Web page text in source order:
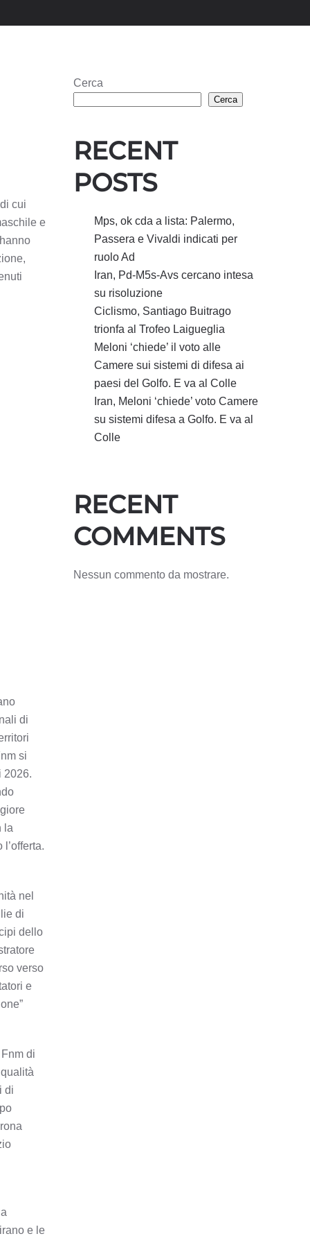
cui
e
di
si
2026.
la
nel
di
dello
verso
e
di
di
e le
Cerca
Cerca
RECENT
POSTS
Mps, ok cda a lista: Palermo,
Passera e Vivaldi indicati per
ruolo Ad
Iran, Pd-M5s-Avs cercano intesa
su risoluzione
Ciclismo, Santiago Buitrago
trionfa al Trofeo Laigueglia
Meloni ‘chiede’ il voto alle
Camere sui sistemi di difesa ai
paesi del Golfo. E va al Colle
Iran, Meloni ‘chiede’ voto Camere
su sistemi difesa a Golfo. E va al
Colle
RECENT
COMMENTS
Nessun commento da mostrare.